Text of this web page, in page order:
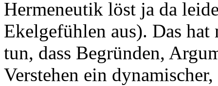
Hermeneutik löst ja da
Ekelgefühlen aus). Das
tun, dass Begründen,
Verstehen ein